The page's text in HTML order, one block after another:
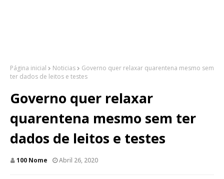
Página inicial Noticias
Governo quer relaxar quarentena mesmo sem
ter dados de leitos e testes
Governo quer relaxar
quarentena mesmo sem ter
dados de leitos e testes
100 Nome Abril 26, 2020